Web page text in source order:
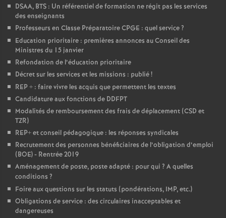
DSAA, BTS : Un référentiel de formation ne régit pas les services
des enseignants
Professeurs en Classe Préparatoire CPGE : quel service?
Education prioritaire : premières annonces au Conseil des
Ministres du 15 janvier
Refondation de l’éducation prioritaire
Décret sur les services et les missions : publié!
REP + : faire vivre les acquis que permettent les textes
Candidature aux fonctions de DDFPT
Modalités de remboursement des frais de déplacement (CSD et
TZR)
REP+ et conseil pédagogique : les réponses syndicales
Recrutement des personnes bénéficiaires de l’obligation d’emploi
(BOE) - Rentrée 2019
Aménagement de poste, poste adapté : pour qui ? A quelles
conditions ?
Foire aux questions sur les statuts (pondérations, IMP, etc.)
Obligations de service : des circulaires inacceptables et
dangereuses